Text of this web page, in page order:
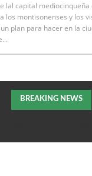
lal capital
los montisonenses y los
plan para hacer en la
BREAKING NEWS